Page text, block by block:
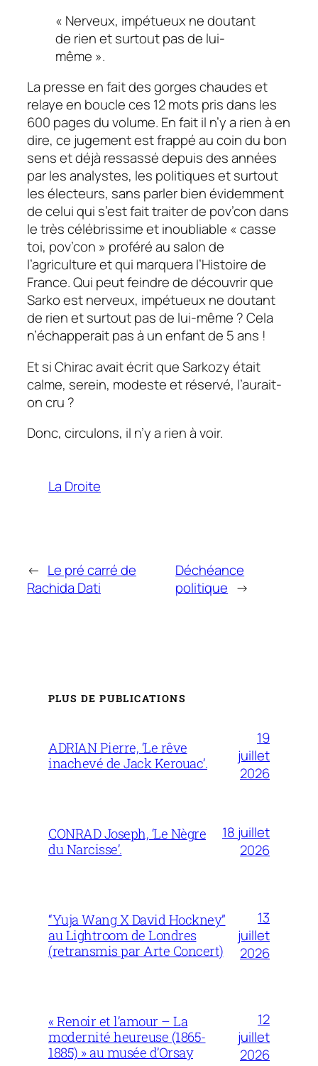
« Nerveux, impétueux ne doutant
de rien et surtout pas de lui-
même ».
La presse en fait des gorges chaudes et
relaye en boucle ces 12 mots pris dans les
600 pages du volume. En fait il n’y a rien à en
dire, ce jugement est frappé au coin du bon
sens et déjà ressassé depuis des années
par les analystes, les politiques et surtout
les électeurs, sans parler bien évidemment
de celui qui s’est fait traiter de pov’condans
le très célébrissime et inoubliable « casse
toi, pov’con » proféré au salon de
l’agriculture et qui marquera l’Histoire de
France. Qui peut feindre de découvrir que
Sarko estnerveux, impétueux ne doutant
de rien et surtout pas de lui-même ?Cela
n’échapperait pas à un enfant de 5 ans !
Et si Chirac avait écrit que Sarkozy était
calme, serein, modeste et réservé, l’aurait-
on cru ?
Donc, circulons, il n’y a rien à voir.
La Droite
← Le pré carré de
Rachida Dati
Déchéance
politique →
PLUS DE PUBLICATIONS
ADRIAN Pierre, ‘Le rêve
inachevé de Jack Kerouac’.
19
juillet
2026
CONRAD Joseph, ‘Le Nègre
du Narcisse’.
18 juillet
2026
“Yuja Wang X David Hockney”
au Lightroom de Londres
(retransmis par Arte Concert)
13
juillet
2026
« Renoir et l’amour – La
modernité heureuse (1865-
1885) » au musée d’Orsay
12
juillet
2026